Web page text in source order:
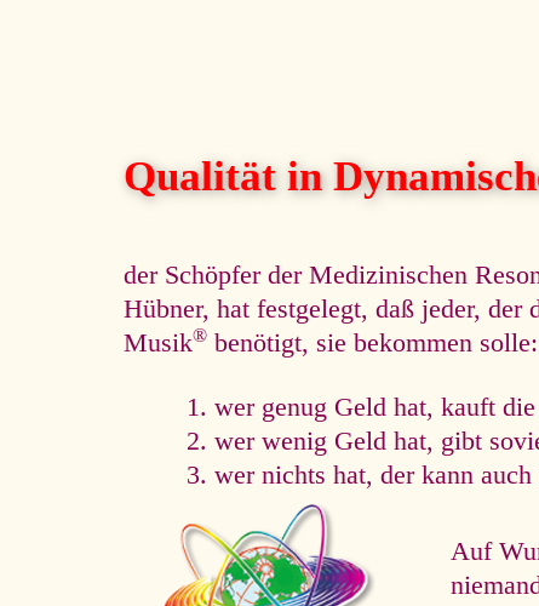
Qualität in
der Schöpfer der Medizinischen
Hübner, hat festgelegt, daß jeder,
Musik® benötigt, sie bekommen solle:
wer genug Geld hat, kauft
wer wenig Geld hat, gibt
wer nichts hat, der kann
Auf